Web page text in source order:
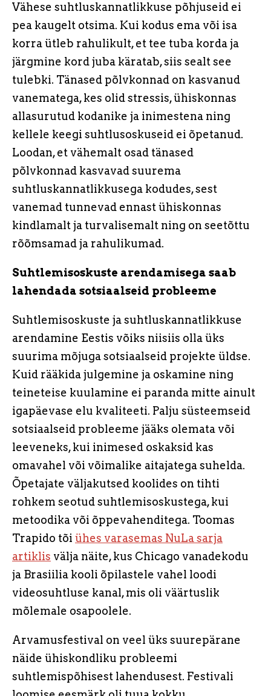
Vähese suhtluskannatlikkuse põhjuseid ei
pea kaugelt otsima. Kui kodus ema või isa
korra ütleb rahulikult, et tee tuba korda ja
järgmine kord juba käratab, siis sealt see
tulebki. Tänased põlvkonnad on kasvanud
vanematega, kes olid stressis, ühiskonnas
allasurutud kodanike ja inimestena ning
kellele keegi suhtlusoskuseid ei õpetanud.
Loodan, et vähemalt osad tänased
põlvkonnad kasvavad suurema
suhtluskannatlikkusega kodudes, sest
vanemad tunnevad ennast ühiskonnas
kindlamalt ja turvalisemalt ning on seetõttu
rõõmsamad ja rahulikumad.
Suhtlemisoskuste arendamisega saab
lahendada sotsiaalseid probleeme
Suhtlemisoskuste ja suhtluskannatlikkuse
arendamine Eestis võiks niisiis olla üks
suurima mõjuga sotsiaalseid projekte üldse.
Kuid rääkida julgemine ja oskamine ning
teineteise kuulamine ei paranda mitte ainult
igapäevase elu kvaliteeti. Palju süsteemseid
sotsiaalseid probleeme jääks olemata või
leeveneks, kui inimesed oskaksid kas
omavahel või võimalike aitajatega suhelda.
Õpetajate väljakutsed koolides on tihti
rohkem seotud suhtlemisoskustega, kui
metoodika või õppevahenditega. Toomas
Trapido tõi ühes varasemas NuLa sarja
artiklis välja näite, kus Chicago vanadekodu
ja Brasiilia kooli õpilastele vahel loodi
videosuhtluse kanal, mis oli väärtuslik
mõlemale osapoolele.
Arvamusfestival on veel üks suurepärane
näide ühiskondliku probleemi
suhtlemispõhisest lahendusest. Festivali